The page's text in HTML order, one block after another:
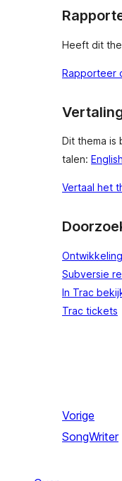
Heeft dit
Rapporteer
Dit thema is
talen:
Vertaal het
Subversie
In Trac
Trac tickets
Vorige
SongWriter